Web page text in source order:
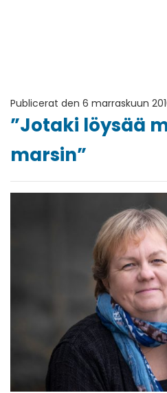
Publicerat den 6 marraskuun
”Jotaki löysää
marsin”